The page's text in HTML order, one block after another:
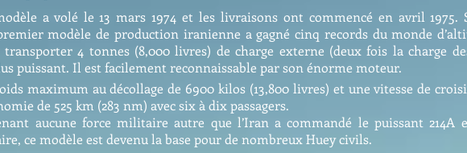
a volé le 13 mars 1974 et les livraisons ont commencé en avril
modèle de production iranienne a gagné cinq records du monde
transporter 4 tonnes (8,000 livres) de charge externe (deux fois la charge
puissant. Il est facilement reconnaissable par son énorme moteur.
maximum au décollage de 6900 kilos (13,800 livres) et une vitesse de
de 525 km (283 nm) avec six à dix passagers.
aucune force militaire autre que l’Iran a commandé le puissant 214A
ce modèle est devenu la base pour de nombreux Huey civils.